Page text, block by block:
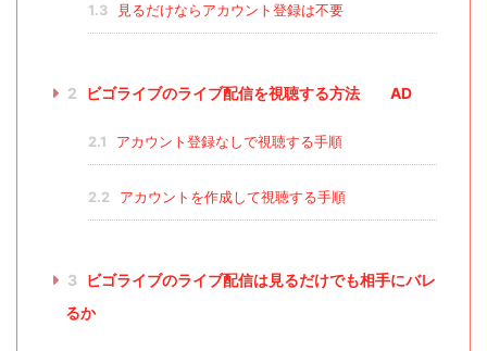
1.3 見るだけならアカウント登録は不要
2 ビゴライブのライブ配信を視聴する方法 AD
2.1 アカウント登録なしで視聴する手順
2.2 アカウントを作成して視聴する手順
3
ビゴライブのライブ配信は見るだけでも相手にバレ
るか